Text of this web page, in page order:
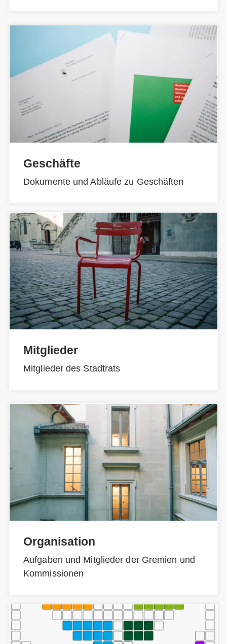
Geschäfte
Dokumente und Abläufe zu Geschäften
Mitglieder
Mitglieder des Stadtrats
Organisation
Aufgaben und Mitglieder der Gremien und
Kommissionen